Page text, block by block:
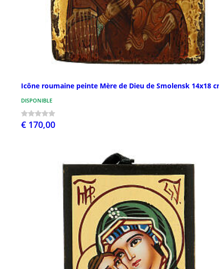
Icône roumaine peinte Mère de Dieu de Smolensk 14x18
DISPONIBLE
€ 170,00